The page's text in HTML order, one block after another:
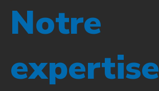
Notre
expertise